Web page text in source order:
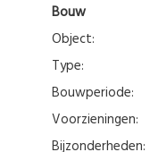
Bouw
Object:
Type:
Bouwperiode:
Voorzieningen:
Bijzonderheden: